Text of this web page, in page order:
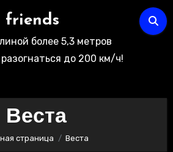
friends
более 5,3 метров
до 200 км/ч!
Веста
страница Веста